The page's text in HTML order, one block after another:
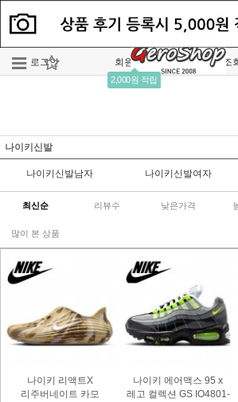
로그인 회원가입
2,000원 적립
주문조
나이키신발
나이키신발남자 나이키신발여자
최신순 리뷰수 낮은가격
많이 본 상품
나이키 리액트X
리주버네이트 카모
나이키 에어맥스 95 x
레고 컬렉션 GS IO4801-